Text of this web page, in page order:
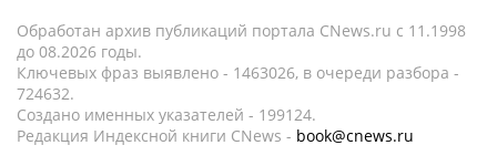
Обработан архив публикаций портала CNews.ru c 11.1998
до 08.2026 годы.
Ключевых фраз выявлено - 1463026, в очереди разбора -
724632.
Создано именных указателей - 199124.
Редакция Индексной книги CNews - book@cnews.ru